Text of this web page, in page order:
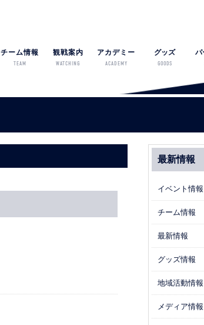
チーム情報
TEAM
観戦案内
WATCHING
アカデミー
ACADEMY
グッズ
GOODS
パ
最新情報
イベント情報
チーム情報
最新情報
グッズ情報
地域活動情報
メディア情報